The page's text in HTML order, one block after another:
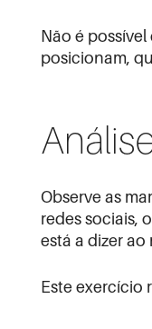
Não é
posicionam,
Observe as
redes sociais,
está a dizer ao
Este